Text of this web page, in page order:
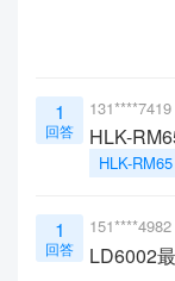
1
回答
131****7419
HLK-
HLK-RM65
1
回答
151****4982
LD6002